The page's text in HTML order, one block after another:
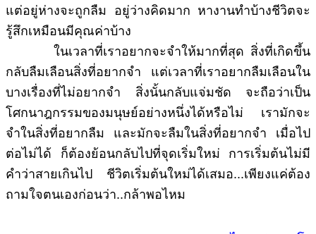
แต่อยู่ห่างจะถูกลืม อยู่ว่างคิดมาก หางานทำบ้างชีวิตจะ
รู้สึกเหมือนมีคุณค่าบ้าง
ในเวลาที่เราอยากจะจำให้มากที่สุด สิ่งที่เกิดขึ้น
กลับลืมเลือนสิ่งที่อยากจำ แต่เวลาที่เราอยากลืมเลือนใน
บางเรื่องที่ไม่อยากจำ สิ่งนั้นกลับแจ่มชัด จะถือว่าเป็น
โศกนาฎกรรมของมนุษย์อย่างหนึ่งได้หรือไม่ เรามักจะ
จำในสิ่งที่อยากลืม และมักจะลืมในสิ่งที่อยากจำ เมื่อไป
ต่อไม่ได้ ก็ต้องย้อนกลับไปที่จุดเริ่มใหม่ การเริ่มต้นไม่มี
คำว่าสายเกินไป ชีวิตเริ่มต้นใหม่ได้เสมอ...เพียงแค่ต้อง
ถามใจตนเองก่อนว่า..กล้าพอไหม